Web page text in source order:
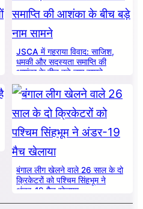
JSCA में गहराया विवाद: साजिश,
धमकी और सदस्यता समाप्ति की
आशंका के बीच बड़े नाम सामने
बंगाल लीग खेलने वाले 26 साल के दो
क्रिकेटरों को पश्चिम सिंहभूम ने
अंडर-19 मैच खेलाया